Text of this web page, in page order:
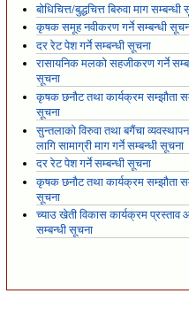
बोधिचित्त/बुद्धचित्त बिरुवा माग सम्बन्धी
कृषक समूह नवीकरण गर्ने सम्बन्धी
दर रेट पेश गर्ने सम्बन्धी सूचना
रासायनिक मलको सहजीकरण गर्ने
सूचना
कृषक छनौट तथा कार्यक्रम सम्झौता
सूचना
सुन्तलाको विरुवा तथा बगैंचा
लागि सामाग्री माग गर्ने सम्बन्धी सूचना
दर रेट पेश गर्ने सम्बन्धी सूचना
कृषक छनौट तथा कार्यक्रम सम्झौता
सूचना
च्याउ खेती विकास कार्यक्रम प्रस्ताव
सम्बन्धी सूचना